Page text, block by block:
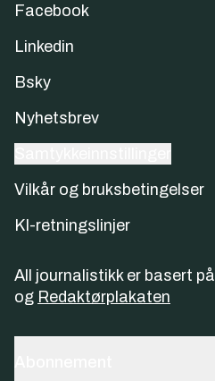
Facebook
Linkedin
Bsky
Nyhetsbrev
Vilkår og bruksbetingelser
KI-retningslinjer
All journalistikk er basert på
og Redaktørplakaten